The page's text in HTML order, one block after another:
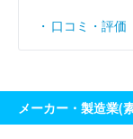
口コミ・評価
メーカー・製造業(